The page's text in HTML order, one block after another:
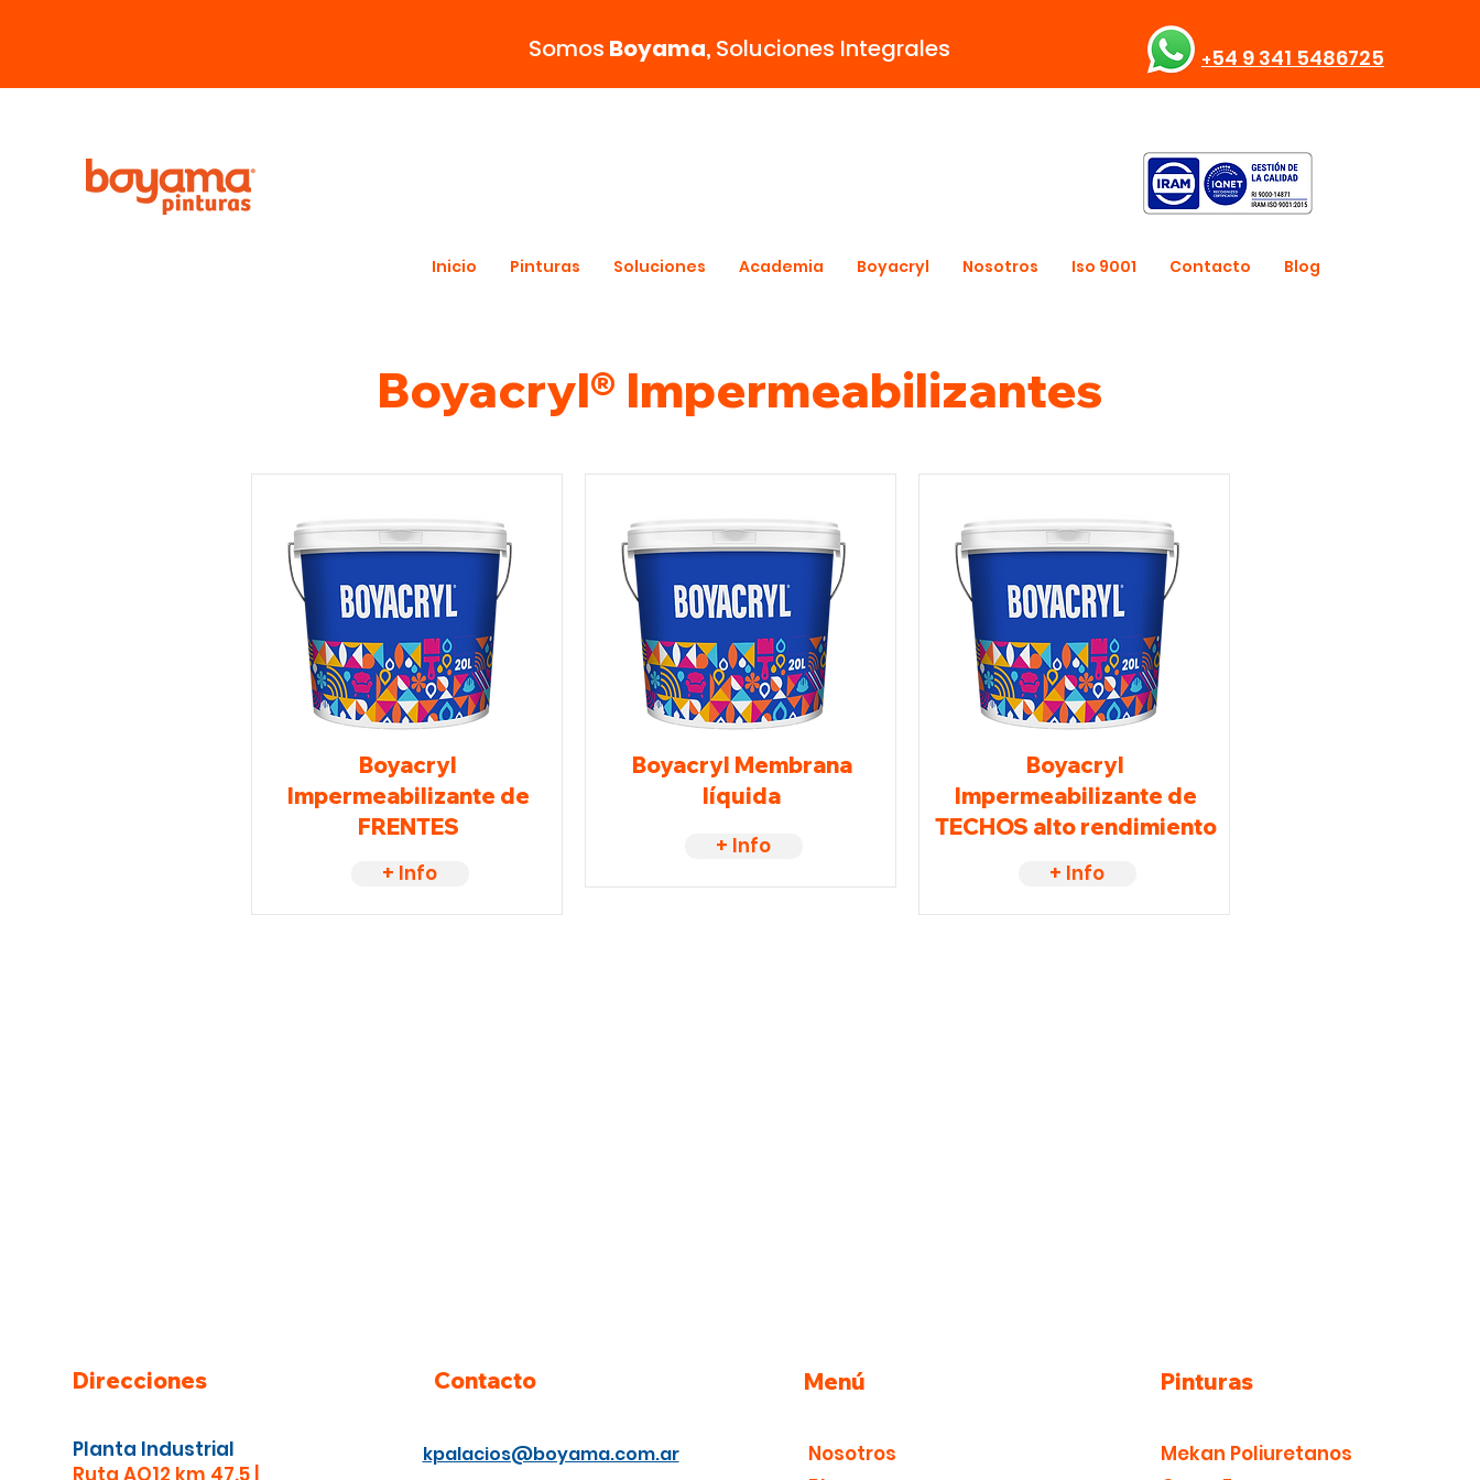
+54 9 341 5486725
Somos Boyama, Soluciones Integrales
Inicio Pinturas Soluciones Academia Boyacryl Nosotros Iso 9001 Contacto Blog
Boyacryl® Impermeabilizantes
Boyacryl
Impermeabilizante de
FRENTES
+ Info
Boyacryl Membrana
líquida
+ Info
Boyacryl
Impermeabilizante de
TECHOS alto rendimiento
+ Info
Direcciones
Planta Industrial
​Ruta AO12 km 47.5 |
Contacto
kpalacios@boyama.com.ar
Menú
Nosotros
Pinturas
Mekan Poliuretanos